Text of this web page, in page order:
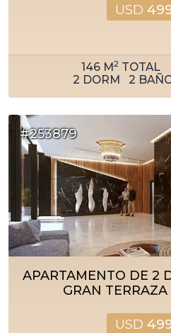
USD
146 M2 TOTAL
2 DORM 2
#253879
APARTAMENTO DE 2
GRAN
USD